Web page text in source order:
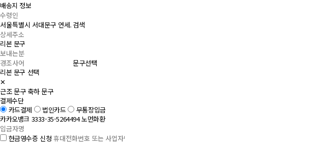
배송지 정보
검색
리본 문구
문구선택
리본 문구 선택
✕
근조 문구 축하 문구
결제수단
카드결제
법인카드
무통장입금
카카오뱅크 3333-35-5264494 노먼화환
현금영수증 신청